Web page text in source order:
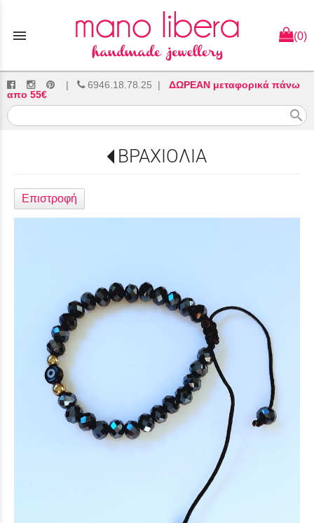
menu (0)
| 6946.18.78.25 | ΔΩΡΕΑΝ μεταφορικά πάνω
απο 55€
search
ΒΡΑΧΙΟΛΙΑ
Επιστροφή